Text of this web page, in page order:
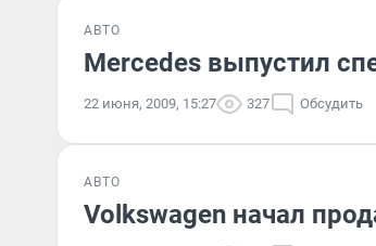
АВТО
Mercedes выпустил
22 июня, 2009, 15:27 327 Обсудить
АВТО
Volkswagen начал